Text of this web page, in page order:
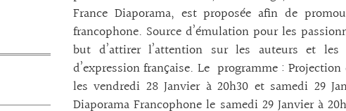
France Diaporama, est proposée afin de
francophone. Source d’émulation pour les
but d’attirer l’attention sur les auteurs et
d’expression française. Le programme :
les vendredi 28 Janvier à 20h30 et samedi 29
Diaporama Francophone le samedi 29 Janvier à